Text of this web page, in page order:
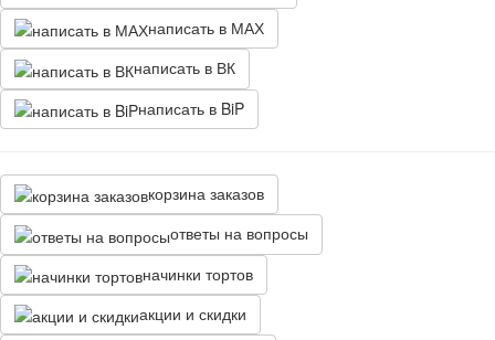
написать в МАХ
написать в ВК
написать в BiP
корзина заказов
ответы на вопросы
начинки тортов
акции и скидки